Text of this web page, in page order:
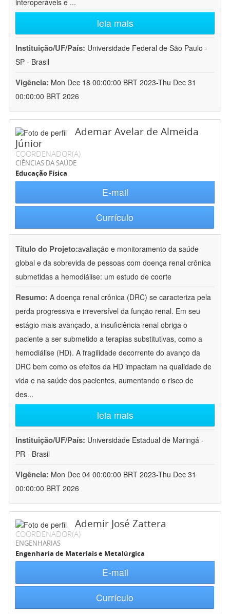
interoperáveis e ...
leia mais
Instituição/UF/País: Universidade Federal de São Paulo -
SP - Brasil
Vigência: Mon Dec 18 00:00:00 BRT 2023-Thu Dec 31
00:00:00 BRT 2026
Ademar Avelar de Almeida
Júnior
COORDENADOR(A)
CIÊNCIAS DA SAÚDE
Educação Física
E-mail
Currículo
Título do Projeto:avaliação e monitoramento da saúde
global e da sobrevida de pessoas com doença renal crônica
submetidas a hemodiálise: um estudo de coorte
Resumo: A doença renal crônica (DRC) se caracteriza pela
perda progressiva e irreversível da função renal. Em seu
estágio mais avançado, a insuficiência renal obriga o
paciente a ser submetido a terapias substitutivas, como a
hemodiálise (HD). A fragilidade decorrente do avanço da
DRC bem como os efeitos da HD impactam na qualidade de
vida e na saúde dos pacientes, aumentando o risco de
des...
leia mais
Instituição/UF/País: Universidade Estadual de Maringá -
PR - Brasil
Vigência: Mon Dec 04 00:00:00 BRT 2023-Thu Dec 31
00:00:00 BRT 2026
Ademir José Zattera
COORDENADOR(A)
ENGENHARIAS
Engenharia de Materiais e Metalúrgica
E-mail
Currículo